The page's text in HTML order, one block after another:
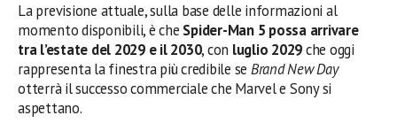
La previsione attuale, sulla base delle informazioni al
momento disponibili, è che Spider-Man 5 possa arrivare
tra l’estate del 2029 e il 2030, con luglio 2029che oggi
rappresenta la finestra più credibile se Brand New Day
otterrà il successo commerciale che Marvel e Sony si
aspettano.